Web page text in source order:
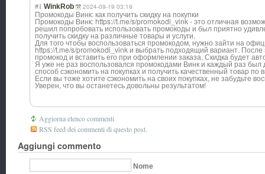
#1 WinkRob 2024-09-19 03:19
Промокоды Винк: как получить скидку на покупки
Промокоды Винк: https://t.me/s/promokodi_vink - это отличная
решил попробовать использовать промокоды и был приятно
получить скидку на различные товары и услуги.
Для того чтобы воспользоваться промокодом, нужно зайти на
https://t.me/s/promokodi_vink и выбрать подходящий вариант. После
промокод и вставить его при оформлении заказа. Скидка будет
Я уже не раз воспользовался промокодами Винк и каждый раз
способ сэкономить на покупках и получить качественный товар по
Если вы тоже хотите сэкономить на своих покупках, не забудьте
Уверен, что вы останетесь довольны результатом!
Aggiorna elenco commenti
RSS feed dei commenti di questo post.
Aggiungi commento
Nome